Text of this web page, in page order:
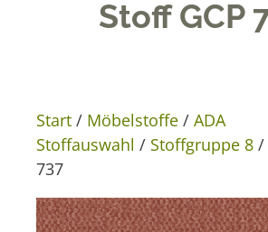
Stoff GCP
Start / Möbelstoffe / ADA
Stoffauswahl / Stoffgruppe 8 /
737